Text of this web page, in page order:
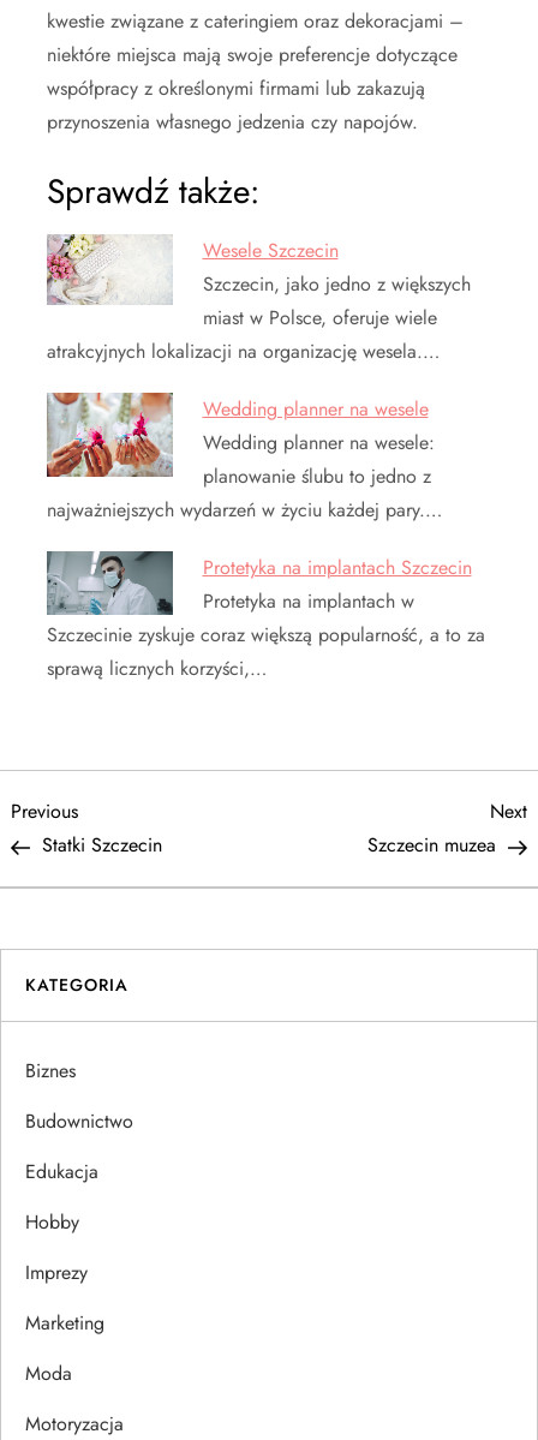
kwestie związane z cateringiem oraz dekoracjami –
niektóre miejsca mają swoje preferencje dotyczące
współpracy z określonymi firmami lub zakazują
przynoszenia własnego jedzenia czy napojów.
Sprawdź także:
Wesele Szczecin
Szczecin, jako jedno z większych
miast w Polsce, oferuje wiele
atrakcyjnych lokalizacji na organizację wesela.…
Wedding planner na wesele
Wedding planner na wesele:
planowanie ślubu to jedno z
najważniejszych wydarzeń w życiu każdej pary.…
Protetyka na implantach Szczecin
Protetyka na implantach w
Szczecinie zyskuje coraz większą popularność, a to za
sprawą licznych korzyści,…
N
a
w
g
a
c
a
w
p
Previous
Post
Previous
Statki Szczecin
Next
Szczecin muzea
KATEGORIA
Biznes
Budownictwo
Edukacja
Hobby
Imprezy
Marketing
Moda
Motoryzacja